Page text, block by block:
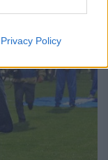
Privacy Policy